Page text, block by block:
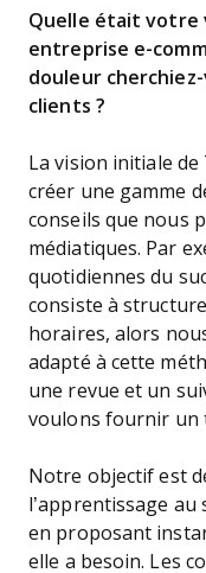
Quelle était votre
entreprise e-
douleur
clients ?
La vision initiale
créer une gamme
conseils que nous
médiatiques. Par
quotidiennes du
consiste à
horaires, alors
adapté à cette
une revue et un
voulons fournir un
Notre objectif est
l’apprentissage
en proposant
elle a besoin. Les